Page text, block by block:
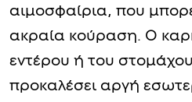
αιμοσφαίρια, που
ακραία κούραση. Ο
εντέρου ή του
προκαλέσει αργή